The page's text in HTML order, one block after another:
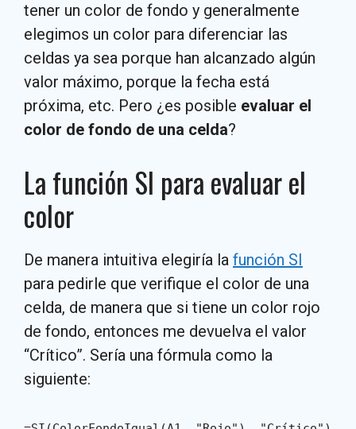
tener un color de fondo y generalmente
elegimos un color para diferenciar las
celdas ya sea porque han alcanzado algún
valor máximo, porque la fecha está
próxima, etc. Pero ¿es posible evaluar el
color de fondo de una celda?
La función SI para evaluar el
color
De manera intuitiva elegiría la función SI
para pedirle que verifique el color de una
celda, de manera que si tiene un color rojo
de fondo, entonces me devuelva el valor
“Crítico”. Sería una fórmula como la
siguiente: